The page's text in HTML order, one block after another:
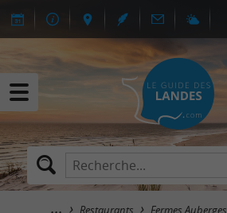
Restaurants Fermes Auberges